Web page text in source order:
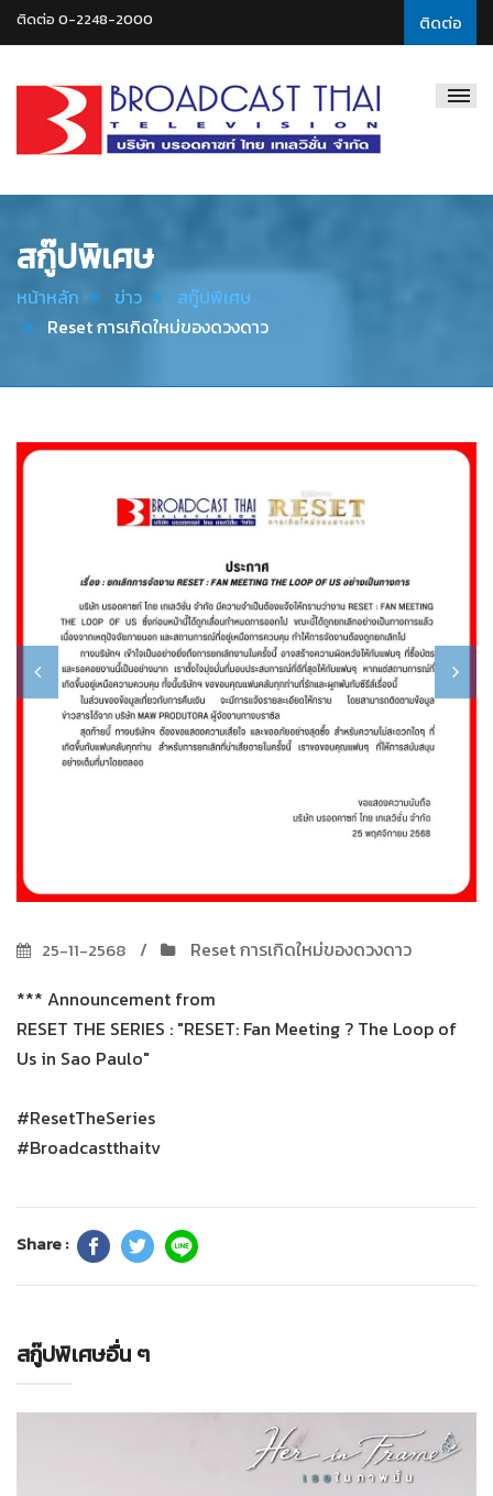
ติดต่อ
ติดต่อ 0-2248-2000
Thai
สกู๊ปพิเศษ
หน้าหลัก ข่าว
สกู๊ปพิเศษ
Reset การเกิดใหม่ของดวงดาว
25-11-2568
Reset การเกิดใหม่ของดวงดาว
*** Announcement from
RESET THE SERIES : "RESET: Fan Meeting ? The Loop of
Us in Sao Paulo"
#ResetTheSeries
#Broadcastthaitv
Share :
สกู๊ปพิเศษอื่น ๆ